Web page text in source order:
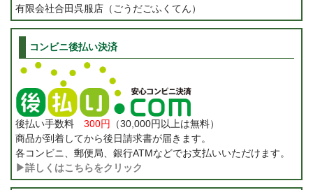
有限会社合田呉服店（ごうだごふくてん）
コンビニ後払い決済
後払い手数料 300円
（30,000円以上は無料）
商品が到着してから後日請求書が届きます。
各コンビニ、郵便局、銀行ATMなどでお支払いいただけます。
▶詳しくはこちらをクリック